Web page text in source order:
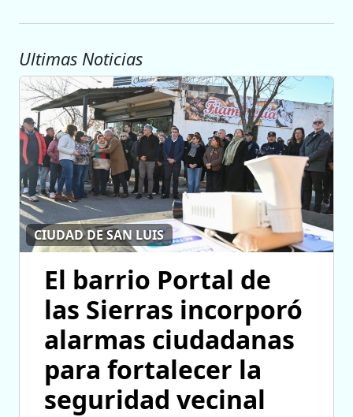
Ultimas Noticias
CIUDAD DE SAN LUIS
El barrio Portal de
las Sierras incorporó
alarmas ciudadanas
para fortalecer la
seguridad vecinal